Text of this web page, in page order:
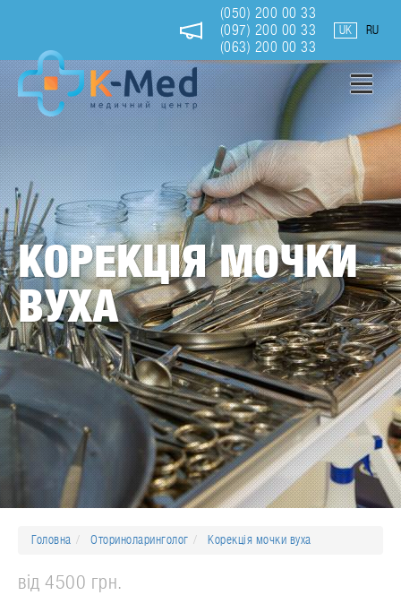
(050) 200 00 33
(097) 200 00 33
(063) 200 00 33
UK RU
Корекція
мочки
вуха
КОРЕКЦІЯ МОЧКИ
ВУХА
Головна Оториноларинголог Корекція мочки вуха
від 4500 грн.